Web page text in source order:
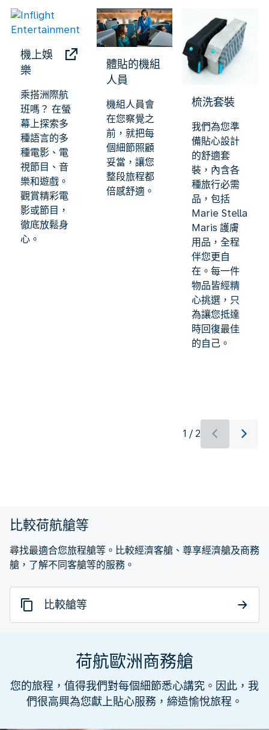
機上娛
樂
乘搭洲際航
班嗎？ 在螢
幕上探索多
種語言的多
種電影、電
視節目、音
樂和遊戲。
觀賞精彩電
影或節目，
徹底放鬆身
心。
體貼的機組
人員
機組人員會
在您察覺之
前，就把每
個細節照顧
妥當，讓您
整段旅程都
倍感舒適。
梳洗套裝
我們為您準
備貼心設計
的舒適套
裝，內含各
種旅行必需
品，包括
Marie Stella
Maris 護膚
用品，全程
伴您更自
在。每一件
物品皆經精
心挑選，只
為讓您抵達
時回復最佳
的自己。
1 / 2
比較荷航艙等
尋找最適合您旅程艙等。比較經濟客艙、尊享經濟艙及商務
艙，了解不同客艙等的服務。
比較艙等
荷航歐洲商務艙
您的旅程，值得我們對每個細節悉心講究。因此，我
們很高興為您獻上貼心服務，締造愉悅旅程。